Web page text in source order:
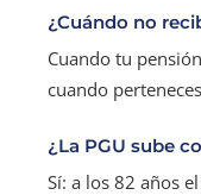
¿Cuándo no
Cuando tu
cuando
¿La PGU sube
Sí: a los 82 años